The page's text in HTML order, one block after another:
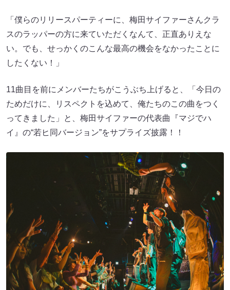
「僕らのリリースパーティーに、梅田サイファーさんクラ
スのラッパーの方に来ていただくなんて、正直ありえな
い。でも、せっかくのこんな最高の機会をなかったことに
したくない！」
11曲目を前にメンバーたちがこうぶち上げると、「今日の
ためだけに、リスペクトを込めて、俺たちのこの曲をつく
ってきました」と、梅田サイファーの代表曲『マジでハ
イ』の“若ヒ同バージョン”をサプライズ披露！！